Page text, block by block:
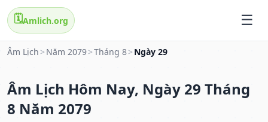
🗓️Amlich.org
Âm Lịch > Năm 2079>Tháng 8> Ngày 29
Âm Lịch Hôm Nay, Ngày 29 Tháng
8 Năm 2079